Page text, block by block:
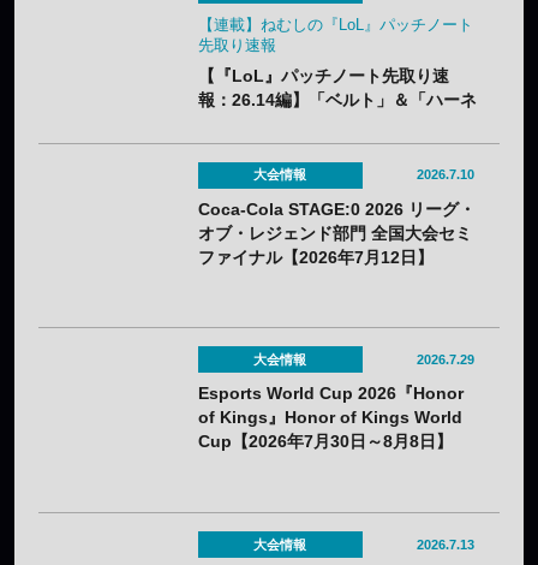
【連載】ねむしの『LoL』パッチノート
先取り速報
【『LoL』パッチノート先取り速
報：26.14編】「ベルト」＆「ハーネ
後の戦術に大きな影響？
大会情報 2026.7.10
Coca-Cola STAGE:0 2026 リーグ・
オブ・レジェンド部門 全国大会セミ
ファイナル【2026年7月12日】
大会情報 2026.7.29
Esports World Cup 2026『Honor
of Kings』Honor of Kings World
Cup【2026年7月30日～8月8日】
大会情報 2026.7.13